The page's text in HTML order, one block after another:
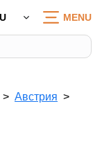
MENU
Австрия